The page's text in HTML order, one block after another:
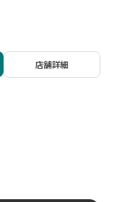
店舗詳細